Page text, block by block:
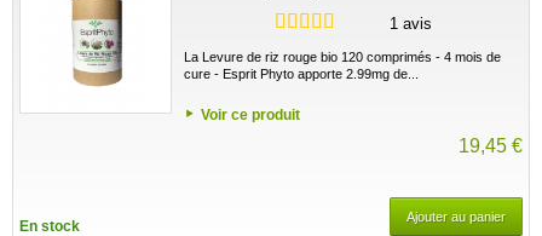
1 avis
La Levure de riz rouge bio 120 comprimés - 4 mois de
cure - Esprit Phyto apporte 2.99mg de...
Voir ce produit
19,45 €
En stock
Ajouter au panier